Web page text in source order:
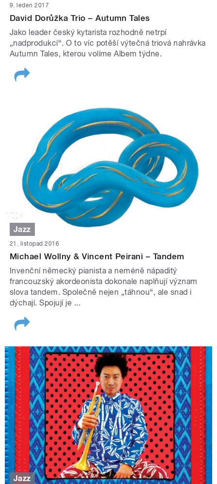
9. leden 2017
David Dorůžka Trio – Autumn Tales
Jako leader český kytarista rozhodně netrpí
„nadprodukcí“. O to víc potěší výtečná triová nahrávka
Autumn Tales, kterou volíme Albem týdne.
Jazz
21. listopad 2016
Michael Wollny & Vincent Peirani – Tandem
Invenční německý pianista a neméně nápaditý
francouzský akordeonista dokonale naplňují význam
slova tandem. Společně nejen „táhnou“, ale snad i
dýchají. Spojují je ...
Jazz